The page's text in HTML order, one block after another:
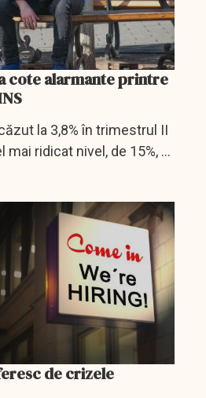
cote alarmante printre
la 3,8% în trimestrul II
mai ridicat nivel, de 15%, a
tinerilor cu vârste
de crizele